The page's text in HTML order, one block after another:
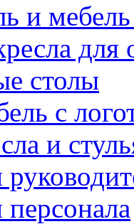
и
для
столы
с
и